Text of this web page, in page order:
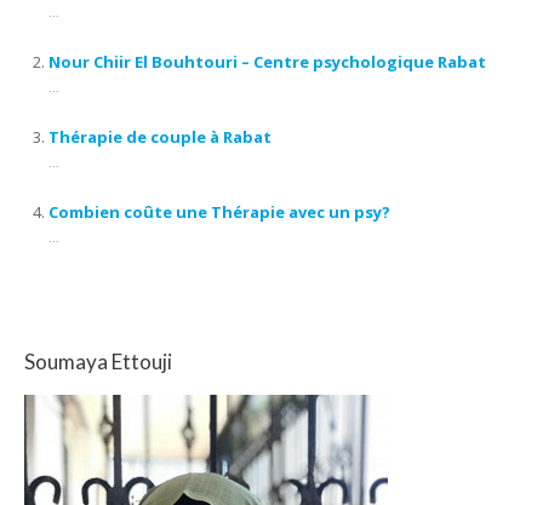
...
Nour Chiir El Bouhtouri – Centre psychologique Rabat
...
Thérapie de couple à Rabat
...
Combien coûte une Thérapie avec un psy?
...
Soumaya Ettouji